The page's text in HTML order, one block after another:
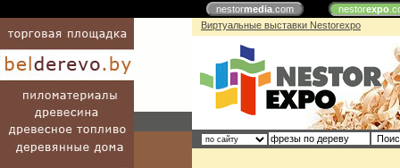
nestormedia.com nestorexpo
Виртуальные выставки Nestorexpo